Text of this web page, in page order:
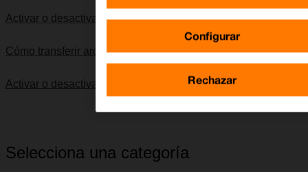
Activar o desactivar la itinerancia de datos
Cómo transferir archivos entre el ordenador y el móvil
Activar o desactivar el modo silencioso
Selecciona una categoría
Configurar
Rechazar